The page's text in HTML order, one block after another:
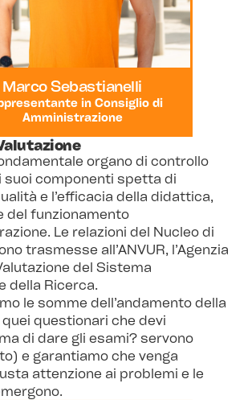
Marco Sebastianelli
in Consiglio di
Amministrazione
organo di controllo
suoi componenti spetta di
e l’efficacia della didattica,
del funzionamento
Le relazioni del Nucleo di
trasmesse all’ANVUR, l’Agenzia
del Sistema
della Ricerca.
le somme dell’andamento della
questionari che devi
di dare gli esami? servono
e garantiamo che venga
attenzione ai problemi e le